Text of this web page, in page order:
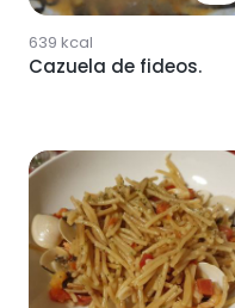
639 kcal
Cazuela de fideos.